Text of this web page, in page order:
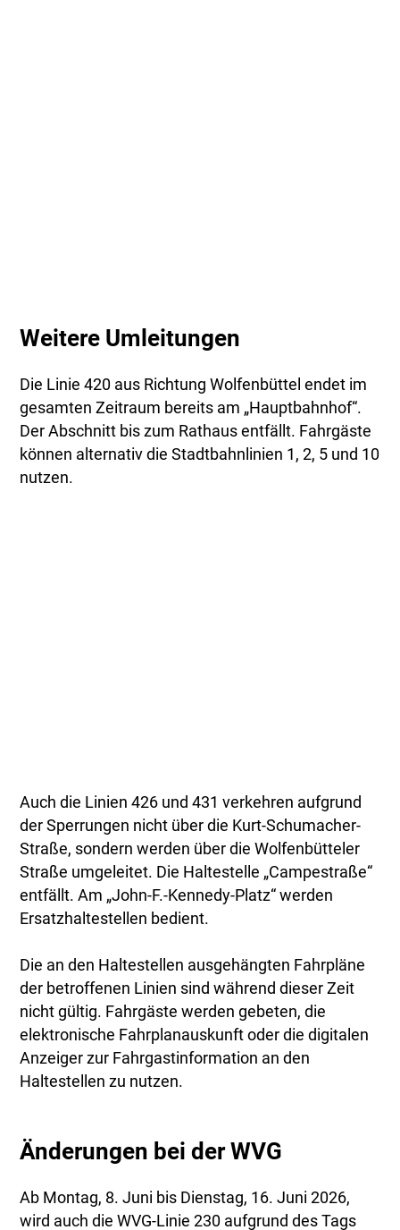
Weitere Umleitungen
Die Linie 420 aus Richtung Wolfenbüttel endet im
gesamten Zeitraum bereits am „Hauptbahnhof“.
Der Abschnitt bis zum Rathaus entfällt. Fahrgäste
können alternativ die Stadtbahnlinien 1, 2, 5 und 10
nutzen.
Auch die Linien 426 und 431 verkehren aufgrund
der Sperrungen nicht über die Kurt-Schumacher-
Straße, sondern werden über die Wolfenbütteler
Straße umgeleitet. Die Haltestelle „Campestraße“
entfällt. Am „John-F.-Kennedy-Platz“ werden
Ersatzhaltestellen bedient.
Die an den Haltestellen ausgehängten Fahrpläne
der betroffenen Linien sind während dieser Zeit
nicht gültig. Fahrgäste werden gebeten, die
elektronische Fahrplanauskunft oder die digitalen
Anzeiger zur Fahrgastinformation an den
Haltestellen zu nutzen.
Änderungen bei der WVG
Ab Montag, 8. Juni bis Dienstag, 16. Juni 2026,
wird auch die WVG-Linie 230 aufgrund des Tags